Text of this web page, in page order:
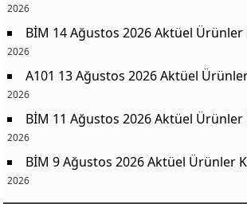
2026
BİM 14 Ağustos 2026 Aktüel
2026
A101 13 Ağustos 2026 Aktüel
2026
BİM 11 Ağustos 2026 Aktüel
2026
BİM 9 Ağustos 2026 Aktüel Ürünler
2026